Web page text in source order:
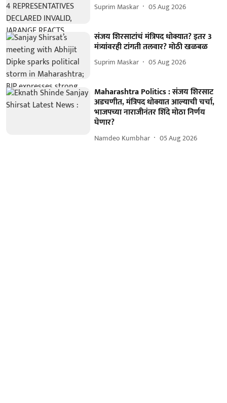
Suprim Maskar 05 Aug 2026
संजय शिरसाटांचं मंत्रिपद धोक्यात? इतर 3
मंत्र्यांवरही टांगती तलवार? मोठी खळबळ
Suprim Maskar 05 Aug 2026
Maharashtra Politics : संजय शिरसाट
अडचणीत, मंत्रिपद धोक्यात आल्याची चर्चा,
भाजपच्या नाराजीनंतर शिंदे मोठा निर्णय
घेणार?
Namdeo Kumbhar 05 Aug 2026